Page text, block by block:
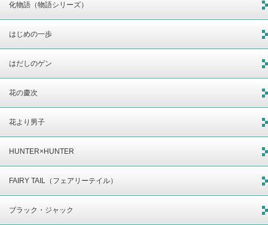
化物語（物語シリーズ）
はじめの一歩
はだしのゲン
花の慶次
花より男子
HUNTER×HUNTER
FAIRY TAIL（フェアリーテイル）
ブラック・ジャック